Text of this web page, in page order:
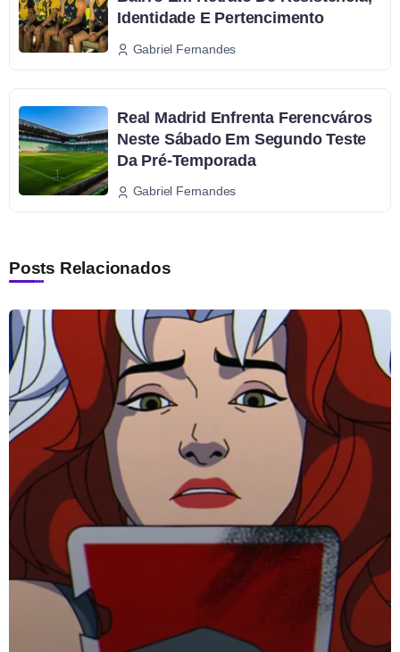
Identidade E Pertencimento
Gabriel Fernandes
Real Madrid Enfrenta Ferencváros
Neste Sábado Em Segundo Teste
Da Pré-Temporada
Gabriel Fernandes
Posts Relacionados